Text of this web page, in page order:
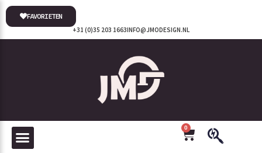
INFO@JMODESIGN.NL
+31 (0)35 203 1663
FAVORIETEN
0